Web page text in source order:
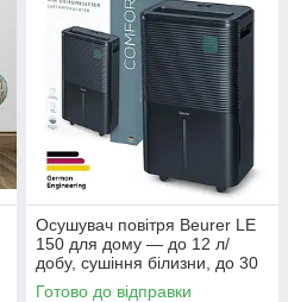
Осушувач повітря Beurer LE
150 для дому — до 12 л/
добу, сушіння білизни, до 30
м2
Готово до відправки